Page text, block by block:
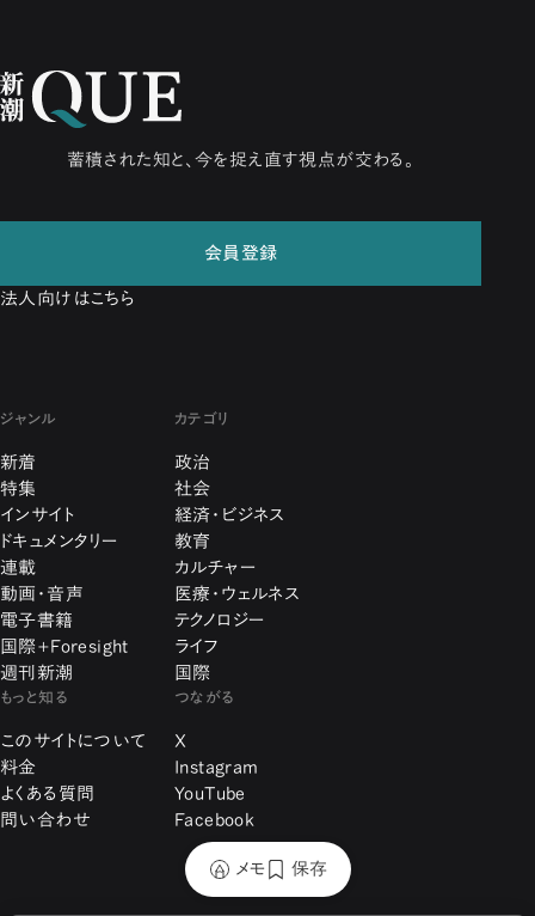
蓄積された知と、今を捉え直す視点が交わる。
会員登録
法人向けはこちら
ジャンル
新着
特集
インサイト
ドキュメンタリー
連載
動画・音声
電子書籍
国際+Foresight
週刊新潮
カテゴリ
政治
社会
経済・ビジネス
教育
カルチャー
医療・ウェルネス
テクノロジー
ライフ
国際
もっと知る
このサイトについて
料金
よくある質問
問い合わせ
つながる
X
Instagram
YouTube
Facebook
メモ 保存